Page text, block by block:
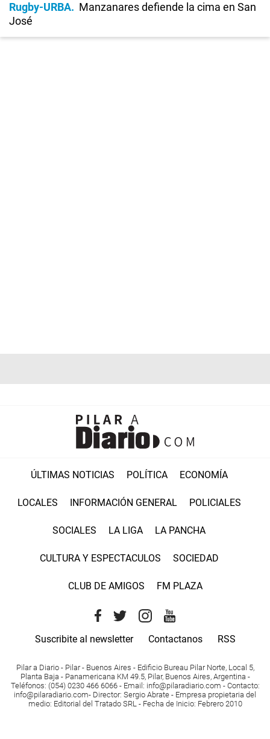
Rugby-URBA
Manzanares defiende la cima en San
José
ÚLTIMAS NOTICIAS POLÍTICA ECONOMÍA
LOCALES INFORMACIÓN GENERAL POLICIALES
SOCIALES LA LIGA LA PANCHA
CULTURA Y ESPECTACULOS SOCIEDAD
CLUB DE AMIGOS FM PLAZA
Suscribite al newsletter Contactanos RSS
Pilar a Diario - Pilar - Buenos Aires - Edificio Bureau Pilar Norte, Local 5,
Planta Baja - Panamericana KM 49.5, Pilar, Buenos Aires, Argentina -
Teléfonos: (054) 0230 466 6066 - Email : info@pilaradiario.com - Contacto:
info@pilaradiario.com- Director: Sergio Abrate - Empresa propietaria del
medio: Editorial del Tratado SRL - Fecha de Inicio: Febrero 2010